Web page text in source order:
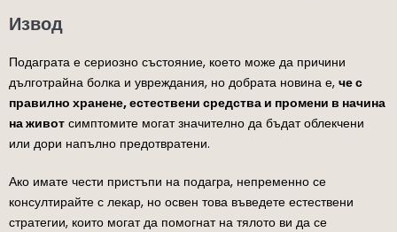
Извод
Подаграта е сериозно състояние, което може да причини
дълготрайна болка и увреждания, но добрата новина е, че с
правилно хранене, естествени средства и промени в начина
на живот симптомите могат значително да бъдат облекчени
или дори напълно предотвратени.
Ако имате чести пристъпи на подагра, непременно се
консултирайте с лекар, но освен това въведете естествени
стратегии, които могат да помогнат на тялото ви да се